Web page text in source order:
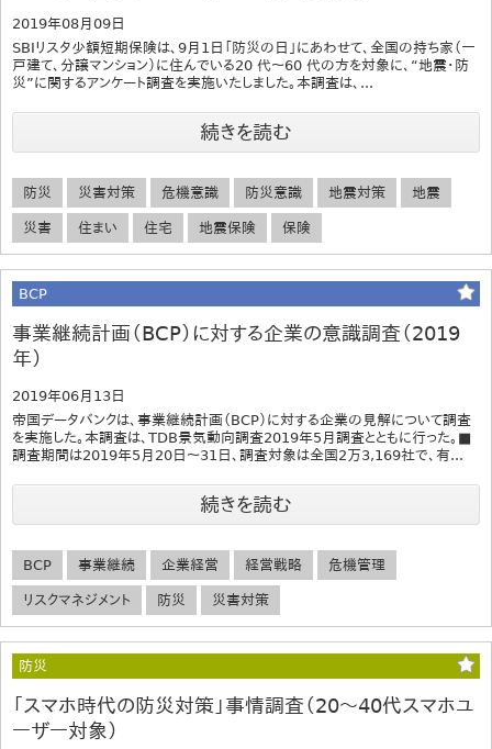
2019年08月09日
SBIリスタ少額短期保険は、9月1日「防災の日」にあわせて、全国の持ち家（一
戸建て、分譲マンション）に住んでいる20 代～60 代の方を対象に、“地震・防
災”に関するアンケート調査を実施いたしました。本調査は、...
続きを読む
防災 災害対策 危機意識 防災意識 地震対策 地震
災害 住まい 住宅 地震保険 保険
BCP
事業継続計画（BCP）に対する企業の意識調査（2019
年）
2019年06月13日
帝国データバンクは、事業継続計画（BCP）に対する企業の見解について調査
を実施した。本調査は、TDB景気動向調査2019年5月調査とともに行った。■
調査期間は2019年5月20日～31日、調査対象は全国2万3,169社で、有...
続きを読む
BCP 事業継続 企業経営 経営戦略 危機管理
リスクマネジメント 防災 災害対策
防災
「スマホ時代の防災対策」事情調査（20～40代スマホユ
ーザー対象）